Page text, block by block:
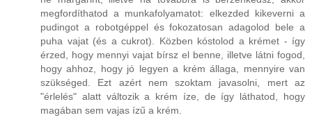
megfordíthatod a munkafolyamatot: elkezded kikeverni a
pudingot a robotgéppel és fokozatosan adagolod bele a
puha vajat (és a cukrot). Közben kóstolod a krémet - így
érzed, hogy mennyi vajat bírsz el benne, illetve látni fogod,
hogy ahhoz, hogy jó legyen a krém állaga, mennyire van
szükséged. Ezt azért nem szoktam javasolni, mert az
"érlelés" alatt változik a krém íze, de így láthatod, hogy
magában sem vajas ízű a krém.